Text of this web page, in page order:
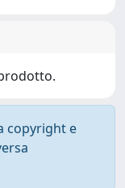
copyright e